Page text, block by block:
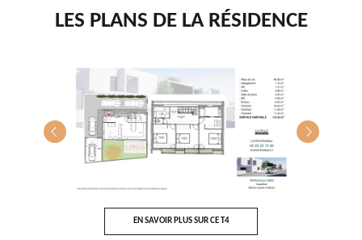
LES PLANS DE LA RÉSIDENCE
EN SAVOIR PLUS SUR CE T4